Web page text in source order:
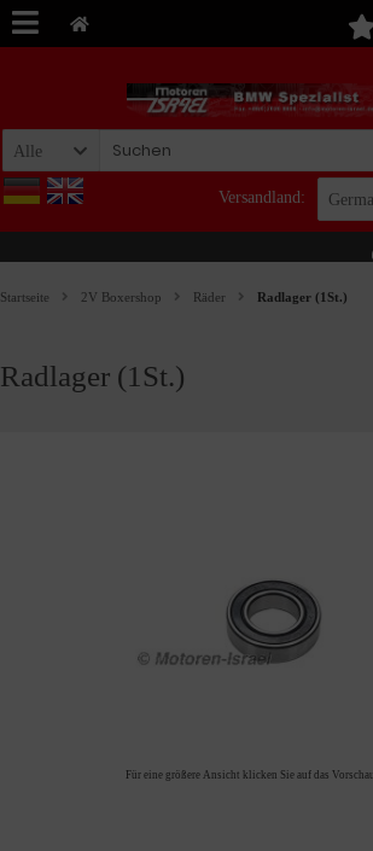
Alle
Versandland:
Startseite 2V Boxershop Räder Radlager (1St.)
Radlager (1St.)
Für eine größere Ansicht klicken Sie auf das